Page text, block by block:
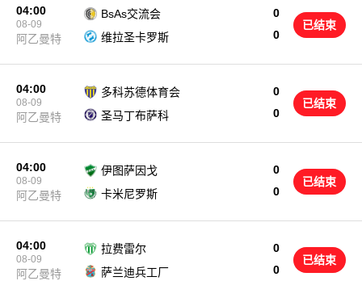
04:00
08-09
阿乙曼特
BsAs交流会
0
0
维拉圣卡罗斯
已结束
04:00
08-09
阿乙曼特
多科苏德体育会
0
0
圣马丁布萨科
已结束
04:00
08-09
阿乙曼特
伊图萨因戈
0
0
卡米尼罗斯
已结束
04:00
08-09
阿乙曼特
拉费雷尔
0
0
萨兰迪兵工厂
已结束